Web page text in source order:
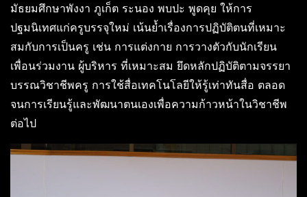
มัธยมศึกษาพังงา ภูเก็ต ระนอง พบปะ พูดคุย ให้การ
ปฐมนิเทศแก่ครูบรรจุใหม่ เน้นย้ำเรื่องการปฏิบัติตนที่เหมาะ
สมกับการเป็นครู เช่น การแต่งกาย การวางตัวกับนักเรียน
เพื่อนร่วมงาน ผู้บริหาร ที่เหมาะสม ยึดหลักปฏิบัติตามจรรยา
บรรณวิชาชีพครู การใช้สื่อเทคโนโลยีให้รู้เท่าทันสื่อ ตลอด
จนการเรียนรู้และพัฒนาตนเองเพื่อความก้าวหน้าในวิชาชีพ
ต่อไป